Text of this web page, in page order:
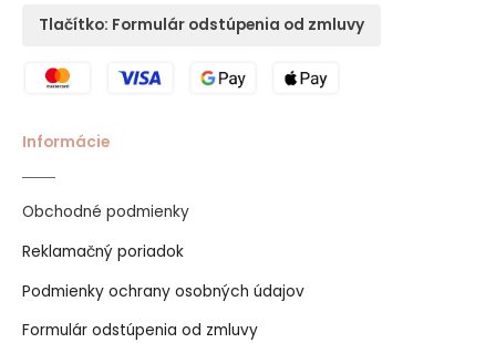
Tlačítko: Formulár odstúpenia od zmluvy
Informácie
Obchodné podmienky
Reklamačný poriadok
Podmienky ochrany osobných údajov
Formulár odstúpenia od zmluvy